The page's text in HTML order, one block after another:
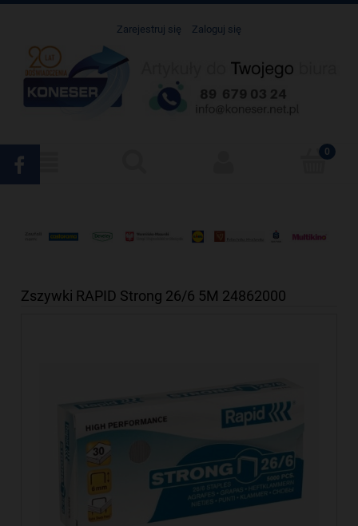
Zarejestruj się Zaloguj się
Zszywki RAPID Strong 26/6 5M 24862000